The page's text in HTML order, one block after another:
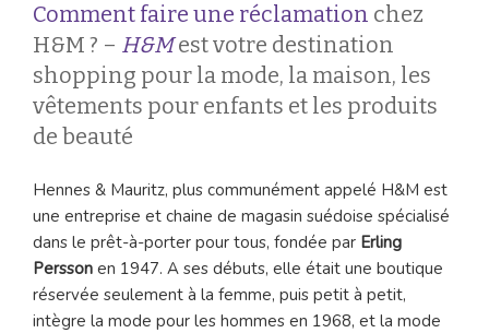
Comment faire une réclamation chez
H&M ? – H&M est votre destination
shopping pour la mode, la maison, les
vêtements pour enfants et les produits
de beauté
Hennes & Mauritz, plus communément appelé H&M est
une entreprise et chaine de magasin suédoise spécialisé
dans le prêt-à-porter pour tous, fondée par Erling
Persson en 1947. A ses débuts, elle était une boutique
réservée seulement à la femme, puis petit à petit,
intègre la mode pour les hommes en 1968, et la mode